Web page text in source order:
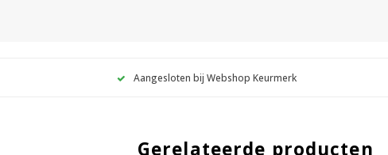
Aangesloten bij Webshop Keurmerk
Gerelateerde producten